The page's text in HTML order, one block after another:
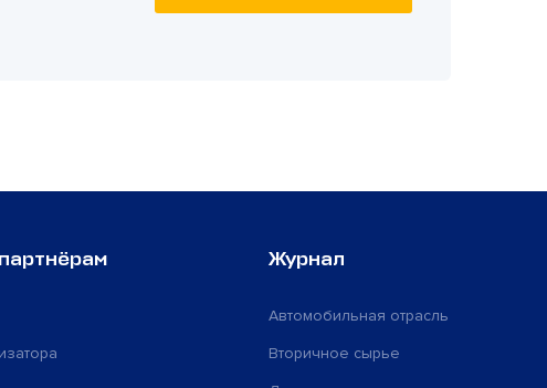
Журнал
Автомобильная отрасль
Вторичное сырье